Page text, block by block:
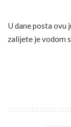
U dane posta ovu
zalijete je vodom